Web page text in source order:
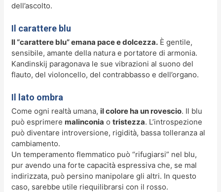
dell’ascolto.
Il carattere blu
Il “carattere blu” emana pace e dolcezza. È gentile,
sensibile, amante della natura e portatore di armonia.
Kandinskij paragonava le sue vibrazioni al suono del
flauto, del violoncello, del contrabbasso e dell’organo.
Il lato ombra
Come ogni realtà umana, il colore ha un rovescio. Il blu
può esprimere malinconia otristezza. L’introspezione
può diventare introversione, rigidità, bassa tolleranza al
cambiamento.
Un temperamento flemmatico può “rifugiarsi” nel blu,
pur avendo una forte capacità espressiva che, se mal
indirizzata, può persino manipolare gli altri. In questo
caso, sarebbe utile riequilibrarsi con il rosso.